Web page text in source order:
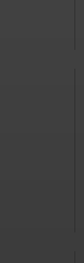
YouTube